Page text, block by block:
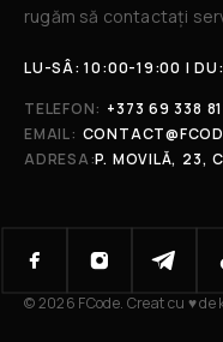
rugăm să contactați
LU-SÂ: 10:00-19:00 |
TELEFON: +373 69 338
EMAIL:
ADRESA:P. MOVILĂ, 23,
© 2026 FCode. Creat cu ♥ de